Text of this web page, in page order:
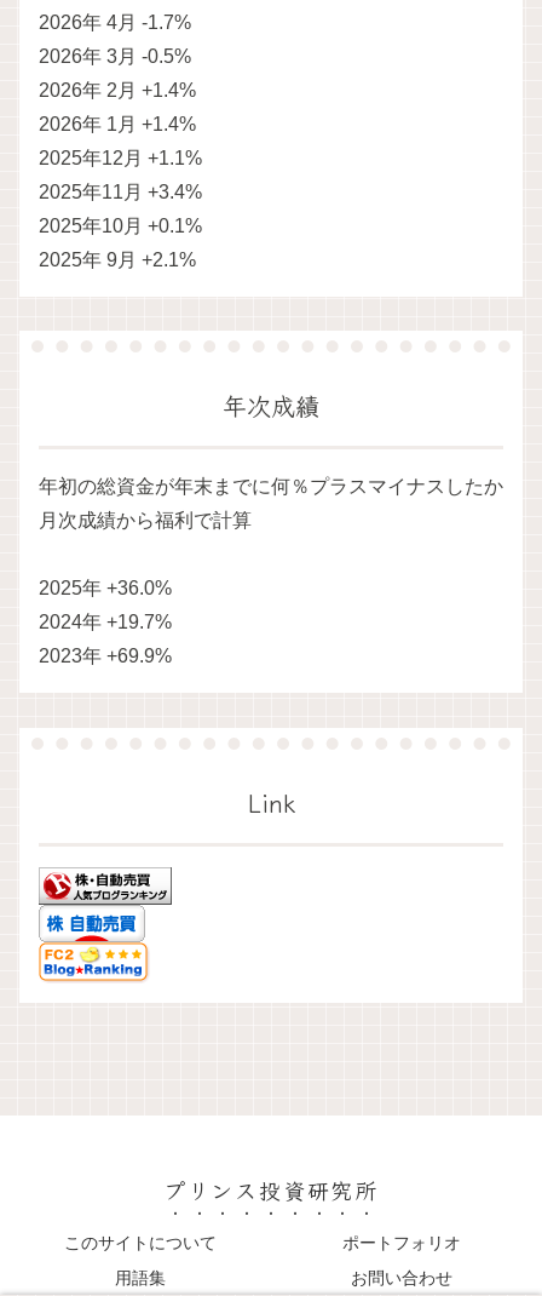
2026年 4月 -1.7%
2026年 3月 -0.5%
2026年 2月 +1.4%
2026年 1月 +1.4%
2025年12月 +1.1%
2025年11月 +3.4%
2025年10月 +0.1%
2025年 9月 +2.1%
年次成績
年初の総資金が年末までに何％プラスマイナスしたか
月次成績から福利で計算
2025年 +36.0%
2024年 +19.7%
2023年 +69.9%
Link
プリンス投資研究所
このサイトについて
ポートフォリオ
用語集
お問い合わせ